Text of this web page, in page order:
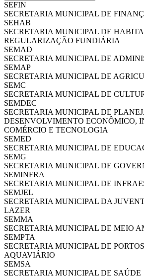
SEFIN
SECRETARIA MUNICIPAL DE
SEHAB
SECRETARIA MUNICIPAL DE
REGULARIZAÇÃO FUNDIÁRIA
SEMAD
SECRETARIA MUNICIPAL DE
SEMAP
SECRETARIA MUNICIPAL DE
SEMC
SECRETARIA MUNICIPAL DE
SEMDEC
SECRETARIA MUNICIPAL DE
DESENVOLVIMENTO ECONÔMICO,
COMÉRCIO E TECNOLOGIA
SEMED
SECRETARIA MUNICIPAL DE
SEMG
SECRETARIA MUNICIPAL DE
SEMINFRA
SECRETARIA MUNICIPAL DE
SEMJEL
SECRETARIA MUNICIPAL DA
LAZER
SEMMA
SECRETARIA MUNICIPAL DE MEIO
SEMPTA
SECRETARIA MUNICIPAL DE
AQUAVIÁRIO
SEMSA
SECRETARIA MUNICIPAL DE SAÚDE